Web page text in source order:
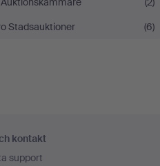
Stadsauktioner
(6)
kontakt
support